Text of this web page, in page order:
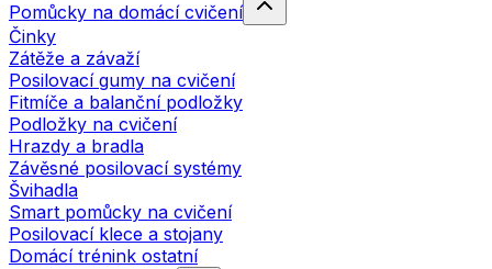
Pomůcky na domácí cvičení
Činky
Zátěže a závaží
Posilovací gumy na cvičení
Fitmíče a balanční podložky
Podložky na cvičení
Hrazdy a bradla
Závěsné posilovací systémy
Švihadla
Smart pomůcky na cvičení
Posilovací klece a stojany
Domácí trénink ostatní